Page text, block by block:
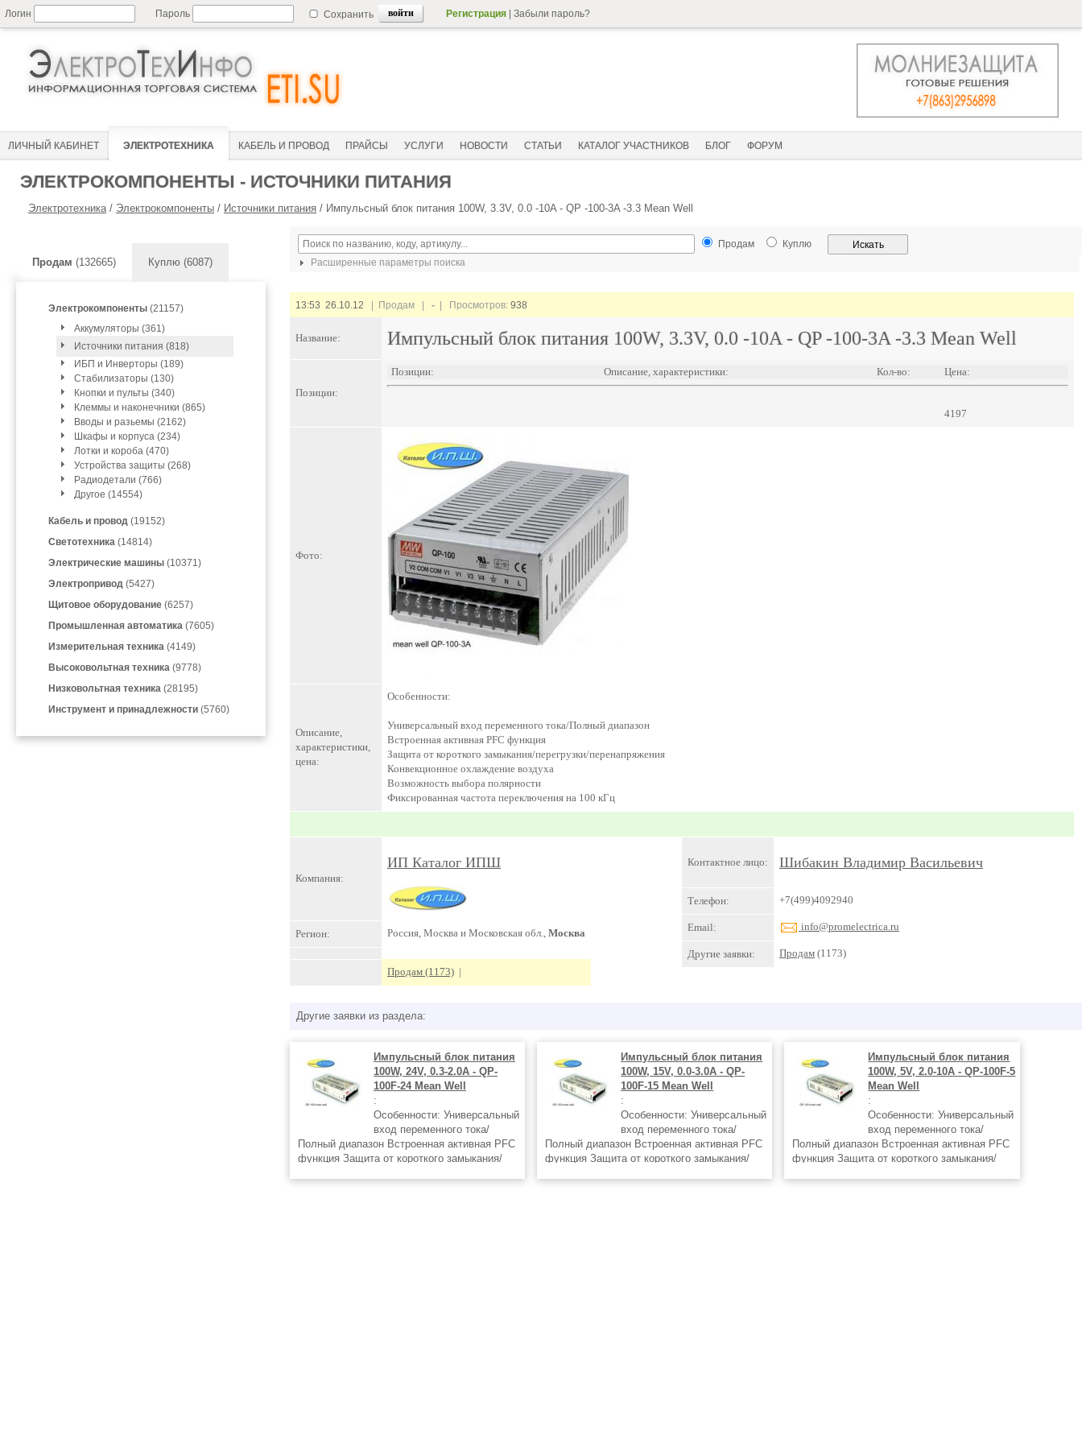
Логин Пароль Сохранить Регистрация Забыли пароль?
ЛИЧНЫЙ КАБИНЕТ ЭЛЕКТРОТЕХНИКА КАБЕЛЬ И ПРОВОД ПРАЙСЫ УСЛУГИ НОВОСТИ СТАТЬИ КАТАЛОГ УЧАСТНИКОВ БЛОГ ФОРУМ
ЭЛЕКТРОКОМПОНЕНТЫ - ИСТОЧНИКИ ПИТАНИЯ
Электротехника/ Электрокомпоненты / Источники питания / Импульсный блок питания 100W, 3.3V, 0.0 -10A - QP -100-3A -3.3 Mean Well
Продам (132665) Куплю (6087)
Электрокомпоненты (21157)
Аккумуляторы (361)
Источники питания (818)
ИБП и Инверторы (189)
Стабилизаторы (130)
Кнопки и пульты (340)
Клеммы и наконечники (865)
Вводы и разьемы (2162)
Шкафы и корпуса (234)
Лотки и короба (470)
Устройства защиты (268)
Радиодетали (766)
Другое (14554)
Кабель и провод (19152)
Светотехника (14814)
Электрические машины (10371)
Электропривод (5427)
Щитовое оборудование (6257)
Промышленная автоматика (7605)
Измерительная техника (4149)
Высоковольтная техника (9778)
Низковольтная техника (28195)
Инструмент и принадлежности (5760)
Продам
Куплю
Расширенные параметры поиска
13:53 26.10.12 | Продам | - | Просмотров: 938
Название: Импульсный блок питания 100W, 3.3V, 0.0 -10A - QP -100-3A -3.3 Mean Well
Позиции:
Позиции: Описание, характеристики: Кол-во: Цена:
4197
Фото:
Описание,
характеристики,
цена:
Особенности:
Универсальный вход переменного тока/Полный диапазон
Встроенная активная PFC функция
Защита от короткого замыкания/перегрузки/перенапряжения
Конвекционное охлаждение воздуха
Возможность выбора полярности
Фиксированная частота переключения на 100 кГц
Компания:
ИП Каталог ИПШ
Регион: Россия, Москва и Московская обл., Москва
Продам (1173) |
Контактное лицо: Шибакин Владимир Васильевич
Телефон: +7(499)4092940
Email: info@promelectrica.ru
Другие заявки: Продам (1173)
Другие заявки из раздела:
Импульсный блок питания
100W, 24V, 0.3-2.0A - QP-
100F-24 Mean Well
:
Особенности: Универсальный
вход переменного тока/
Полный диапазон Встроенная активная PFC
функция Защита от короткого замыкания/
Импульсный блок питания
100W, 15V, 0.0-3.0A - QP-
100F-15 Mean Well
:
Особенности: Универсальный
вход переменного тока/
Полный диапазон Встроенная активная PFC
функция Защита от короткого замыкания/
Импульсный блок питания
100W, 5V, 2.0-10A - QP-100F-5
Mean Well
:
Особенности: Универсальный
вход переменного тока/
Полный диапазон Встроенная активная PFC
функция Защита от короткого замыкания/